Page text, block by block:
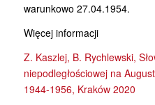
warunkowo 27.04.1954.
Więcej informacji
Z. Kaszlej, B. Rychlewski,
niepodległościowej na
1944-1956, Kraków 2020